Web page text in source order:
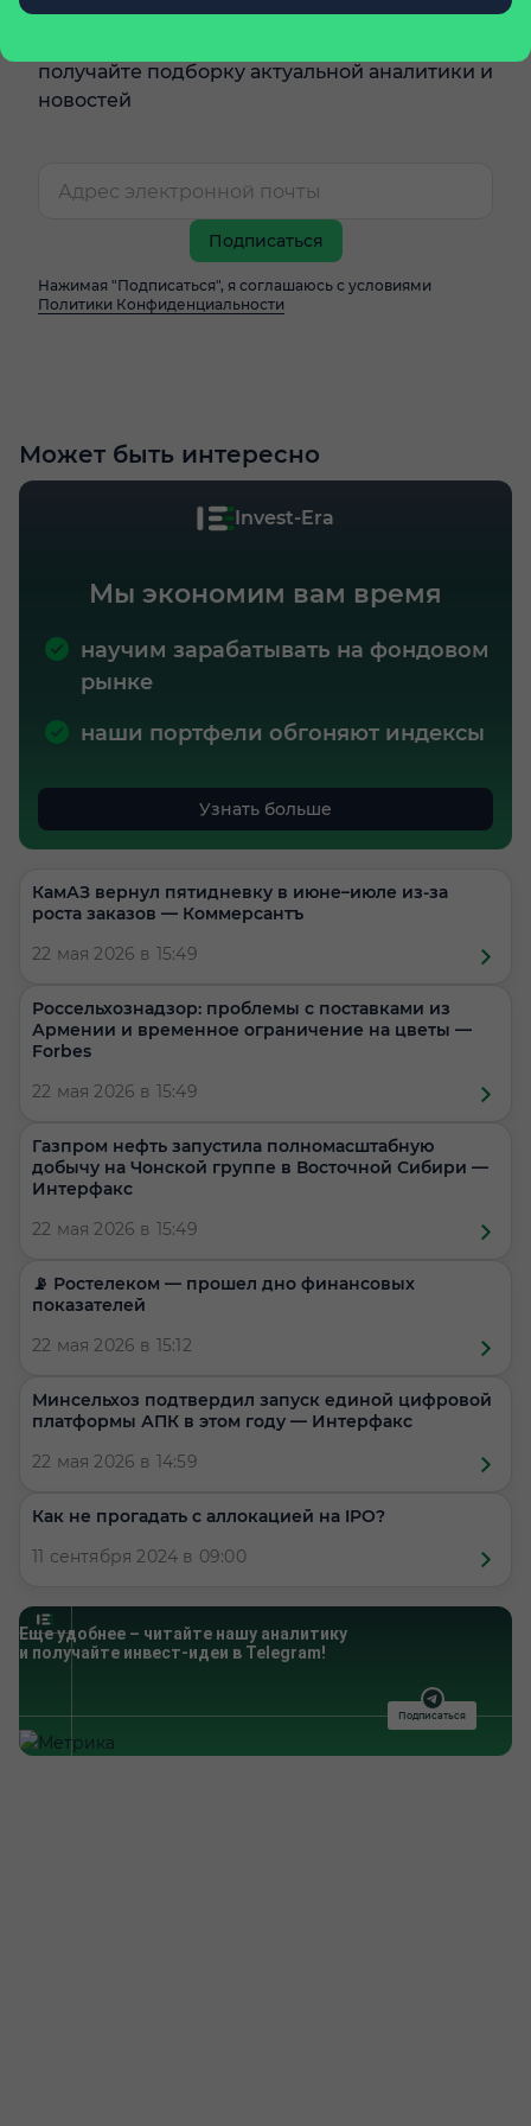
получайте подборку актуальной аналитики и
новостей
Подписаться
Нажимая "Подписаться", я соглашаюсь с условиями
Политики Конфиденциальности
Может быть интересно
Invest-Era
Мы экономим вам время
научим зарабатывать на фондовом
рынке
наши портфели обгоняют индексы
Узнать больше
КамАЗ вернул пятидневку в июне–июле из-за
роста заказов — Коммерсантъ
22 мая 2026 в 15:49
Россельхознадзор: проблемы с поставками из
Армении и временное ограничение на цветы —
Forbes
22 мая 2026 в 15:49
Газпром нефть запустила полномасштабную
добычу на Чонской группе в Восточной Сибири —
Интерфакс
22 мая 2026 в 15:49
📡 Ростелеком — прошел дно финансовых
показателей
22 мая 2026 в 15:12
Минсельхоз подтвердил запуск единой цифровой
платформы АПК в этом году — Интерфакс
22 мая 2026 в 14:59
​​Как не прогадать с аллокацией на IPO?
11 сентября 2024 в 09:00
Еще удобнее – читайте нашу аналитику
и получайте инвест-идеи в Telegram!
Подписаться